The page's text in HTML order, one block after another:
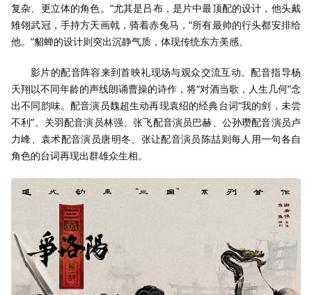
复杂、更立体的角色。”尤其是吕布，是片中最顶配的设计，他头戴
雉翎武冠，手持方天画戟，骑着赤兔马，“所有最帅的行头都安排给
他。”貂蝉的设计则突出沉静气质，体现传统东方美感。
影片的配音阵容来到首映礼现场与观众交流互动。配音指导杨
天翔以不同年龄的声线朗诵曹操的诗作，将“对酒当歌，人生几何”念
出不同韵味。配音演员魏超生动再现袁绍的经典台词“我的剑，未尝
不利”。关羽配音演员林强、张飞配音演员巴赫、公孙瓒配音演员卢
力峰、袁术配音演员唐明冬、张让配音演员陈喆则每人用一句各自
角色的台词再现出群雄众生相。